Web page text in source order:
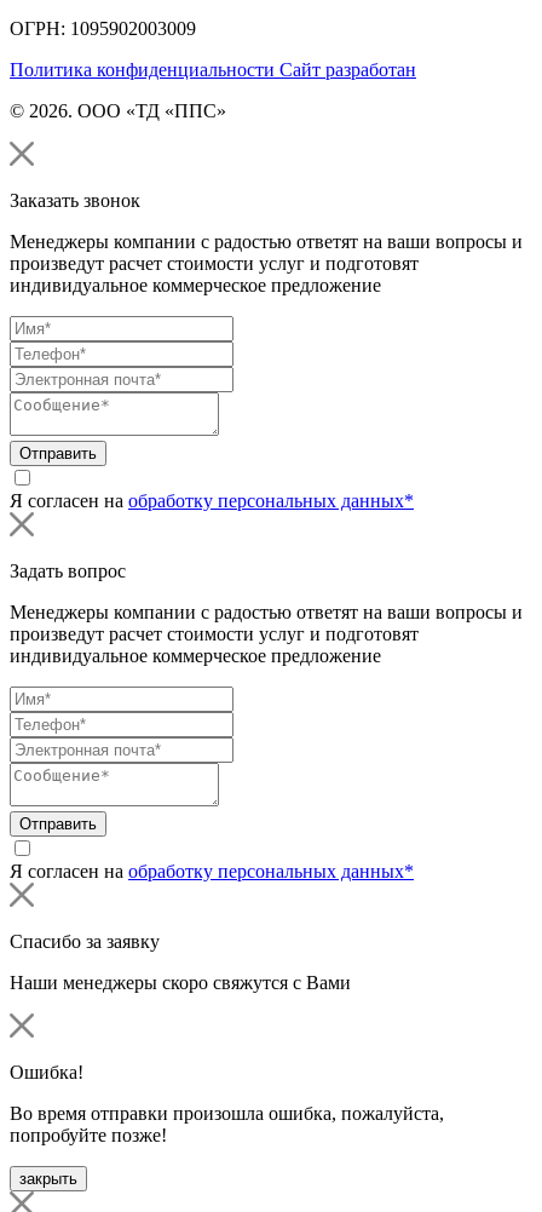
ОГРН: 1095902003009
Политика конфиденциальности Сайт разработан
© 2026. ООО «ТД «ППС»
Заказать звонок
Менеджеры компании с радостью ответят на ваши вопросы и
произведут расчет стоимости услуг и подготовят
индивидуальное коммерческое предложение
Отправить
Я согласен на обработку персональных данных*
Задать вопрос
Менеджеры компании с радостью ответят на ваши вопросы и
произведут расчет стоимости услуг и подготовят
индивидуальное коммерческое предложение
Отправить
Я согласен на обработку персональных данных*
Спасибо за заявку
Наши менеджеры скоро свяжутся с Вами
Ошибка!
Во время отправки произошла ошибка, пожалуйста,
попробуйте позже!
закрыть